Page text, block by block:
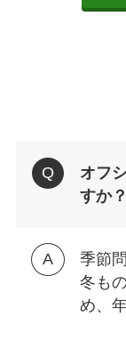
オフ
すか？
季節
冬も
め、